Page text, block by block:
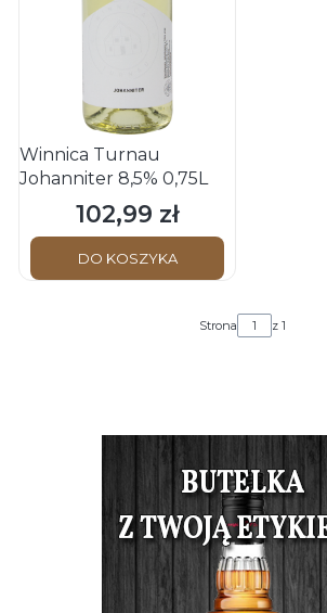
Winnica Turnau
Johanniter 8,5% 0,75L
Cena
102,99 zł
DO KOSZYKA
Strona z 1